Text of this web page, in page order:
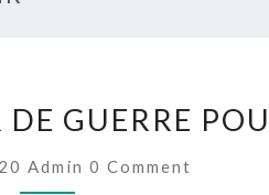
CHANVRE
:
CE
GUERRE
Admin Comments
0 Comment